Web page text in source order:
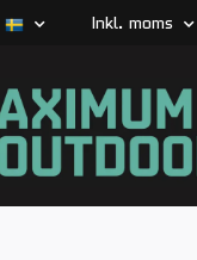
Inkl. moms